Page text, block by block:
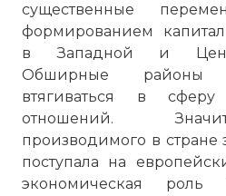
существенные
формированием
в Западной и
Обширные районы
втягиваться в сферу
отношений.
производимого в стране
поступала на
экономическая роль